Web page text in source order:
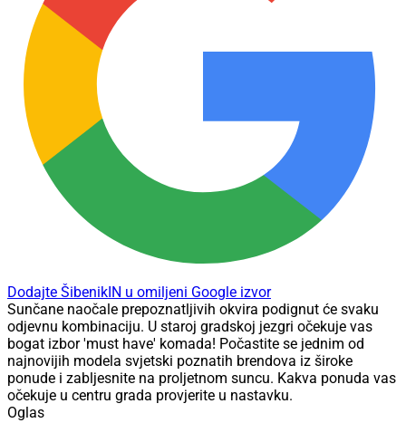
Dodajte ŠibenikIN u omiljeni Google izvor
Sunčane naočale prepoznatljivih okvira podignut će svaku
odjevnu kombinaciju. U staroj gradskoj jezgri očekuje vas
bogat izbor 'must have' komada! Počastite se jednim od
najnovijih modela svjetski poznatih brendova iz široke
ponude i zabljesnite na proljetnom suncu. Kakva ponuda vas
očekuje u centru grada provjerite u nastavku.
Oglas